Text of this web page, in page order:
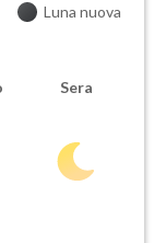
Luna nuova
Sera